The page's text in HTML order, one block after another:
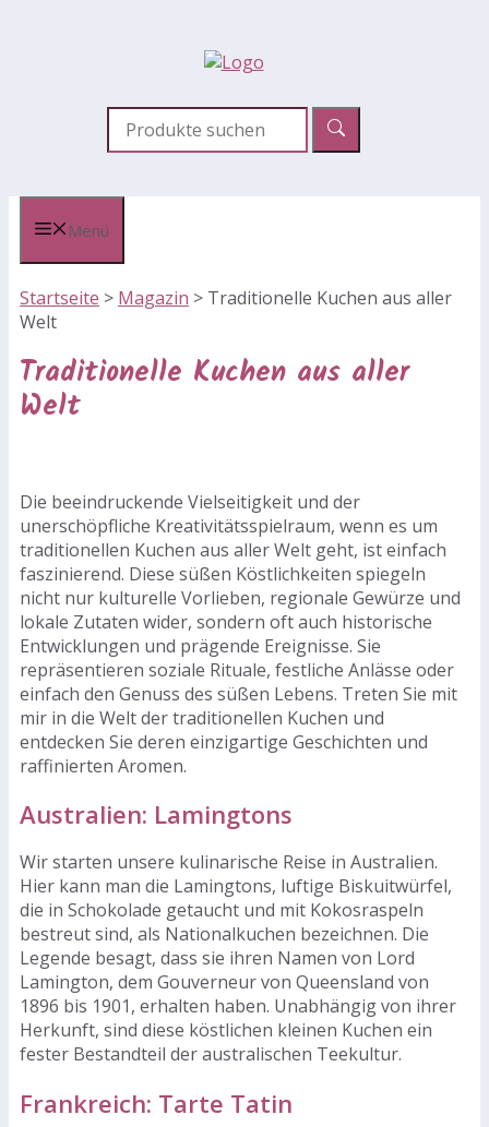
Menü
Startseite > Magazin > Traditionelle Kuchen aus aller
Welt
Traditionelle Kuchen aus aller
Welt
Die beeindruckende Vielseitigkeit und der
unerschöpfliche Kreativitätsspielraum, wenn es um
traditionellen Kuchen aus aller Welt geht, ist einfach
faszinierend. Diese süßen Köstlichkeiten spiegeln
nicht nur kulturelle Vorlieben, regionale Gewürze und
lokale Zutaten wider, sondern oft auch historische
Entwicklungen und prägende Ereignisse. Sie
repräsentieren soziale Rituale, festliche Anlässe oder
einfach den Genuss des süßen Lebens. Treten Sie mit
mir in die Welt der traditionellen Kuchen und
entdecken Sie deren einzigartige Geschichten und
raffinierten Aromen.
Australien: Lamingtons
Wir starten unsere kulinarische Reise in Australien.
Hier kann man die Lamingtons, luftige Biskuitwürfel,
die in Schokolade getaucht und mit Kokosraspeln
bestreut sind, als Nationalkuchen bezeichnen. Die
Legende besagt, dass sie ihren Namen von Lord
Lamington, dem Gouverneur von Queensland von
1896 bis 1901, erhalten haben. Unabhängig von ihrer
Herkunft, sind diese köstlichen kleinen Kuchen ein
fester Bestandteil der australischen Teekultur.
Frankreich: Tarte Tatin